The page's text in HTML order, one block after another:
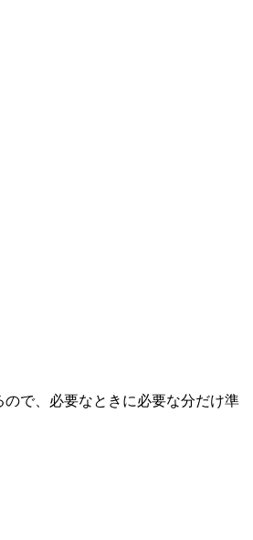
で、必要なときに必要な分だけ準